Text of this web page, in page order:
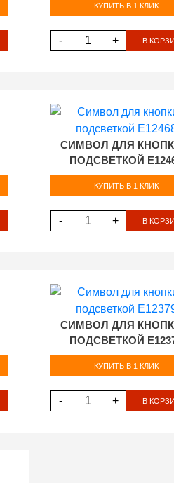
КУПИТЬ В 1 КЛИК
- + В
СИМВОЛ ДЛЯ
ПОДСВЕТКОЙ
КУПИТЬ В 1 КЛИК
- + В
СИМВОЛ ДЛЯ
ПОДСВЕТКОЙ
КУПИТЬ В 1 КЛИК
- + В